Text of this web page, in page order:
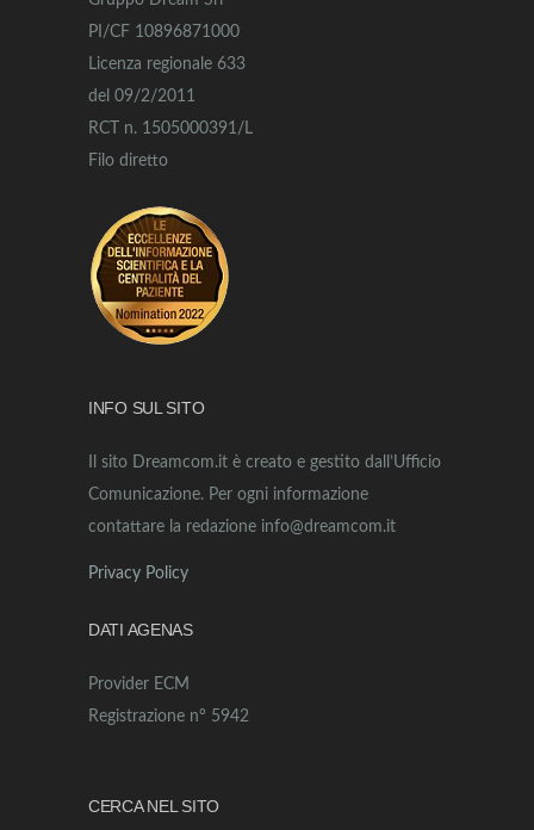
PI/CF 10896871000
Licenza regionale 633
del 09/2/2011
RCT n. 1505000391/L
Filo diretto
INFO SUL SITO
Il sito Dreamcom.it è creato e gestito dall’Ufficio
Comunicazione. Per ogni informazione
contattare la redazione info@dreamcom.it
Privacy Policy
DATI AGENAS
Provider ECM
Registrazione n° 5942
CERCA NEL SITO